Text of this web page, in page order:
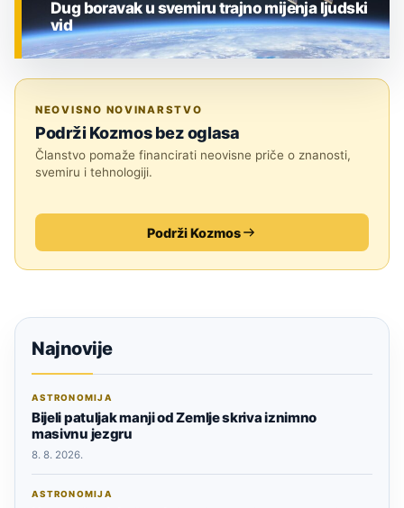
Dug boravak u svemiru trajno mijenja ljudski
vid
NEOVISNO NOVINARSTVO
Podrži Kozmos bez oglasa
Članstvo pomaže financirati neovisne priče o znanosti,
svemiru i tehnologiji.
Podrži Kozmos
Najnovije
ASTRONOMIJA
Bijeli patuljak manji od Zemlje skriva iznimno
masivnu jezgru
8. 8. 2026.
ASTRONOMIJA